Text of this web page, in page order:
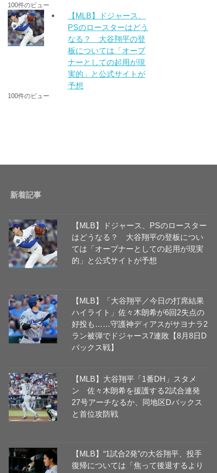
100件のビュー
【MLB】ドジャース、
PSのロースターはどう
なる？ 大谷翔平の登
板については「オープ
ナーとしての起用が現
実的」と公式サイトが
予想
100件のビュー
新着記事
【MLB】ドジャース、PSのロースター
はどうなる？ 大谷翔平の登板につい
ては「オープナーとしての起用が現実
的」と公式サイトが予想
【MLB】「大谷翔平／今日の打席結果
ハイライト」佐々木朗希が6回2失点の
好投も……守護神ディアスがサヨナラ2
ラン被弾でドジャース7連敗【8月8日D
バックス戦】
【MLB】大谷翔平「1番DH」スタメ
ン 佐々木朗希を援護する2試合連発
27号アーチなるか、同地区Dバックス
と首位攻防戦
【MLB】“1試合2発”の大谷翔平、投手
復帰については「焦って後退するより